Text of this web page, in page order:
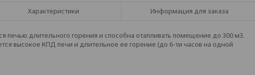
Характеристики Информация для заказа
печью длительного горения и способна отапливать помещение до 300 м3.
высокое КПД печи и длительное ее горение (до 6-ти часов на одной